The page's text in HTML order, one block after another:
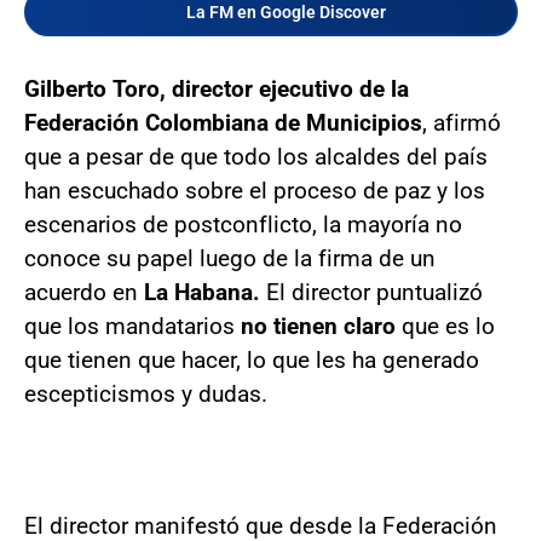
La FM en Google Discover
Gilberto Toro, director ejecutivo de la
Federación Colombiana de Municipios, afirmó
que a pesar de que todo los alcaldes del país
han escuchado sobre el proceso de paz y los
escenarios de postconflicto, la mayoría no
conoce su papel luego de la firma de un
acuerdo en La Habana. El director puntualizó
que los mandatarios no tienen claro que es lo
que tienen que hacer, lo que les ha generado
escepticismos y dudas.
El director manifestó que desde la Federación